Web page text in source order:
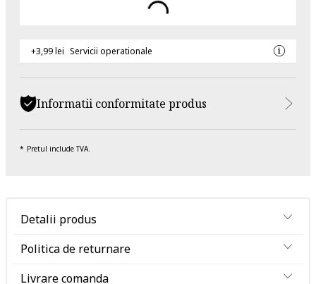
+3,99 lei Servicii operationale
Informatii conformitate produs
Pretul include TVA.
Detalii produs
Politica de returnare
Livrare comanda